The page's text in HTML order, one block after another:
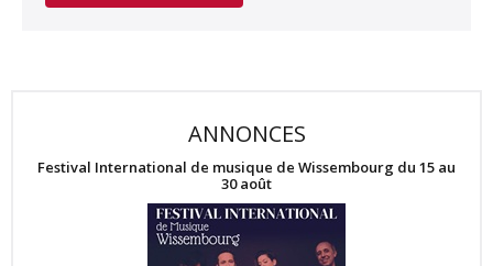
ANNONCES
Festival International de musique de Wissembourg du 15 au
30 août